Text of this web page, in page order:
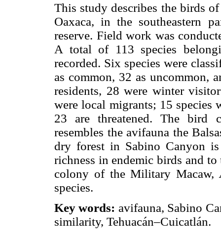
This study describes the birds
Oaxaca, in the southeastern
reserve. Field work was
A total of 113 species
recorded. Six species were
as common, 32 as uncommon,
residents, 28 were winter
were local migrants; 15 species
23 are threatened. The bird
resembles the avifauna the
dry forest in Sabino Canyon
richness in endemic birds and
colony of the Military Macaw,
species.
Key words: avifauna, Sabino
similarity, Tehuacán–Cuicatlán.